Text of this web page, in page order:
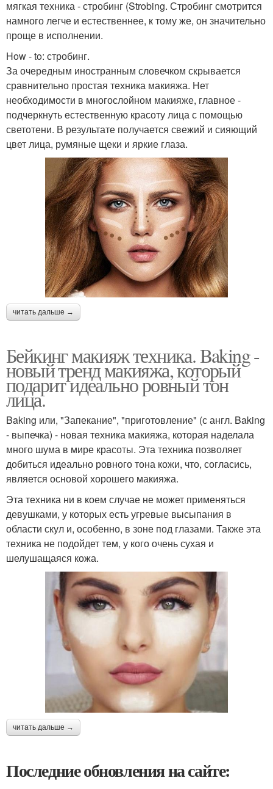
мягкая техника - стробинг (Strobing. Стробинг смотрится
намного легче и естественнее, к тому же, он значительно
проще в исполнении.
How - to: стробинг.
За очередным иностранным словечком скрывается
сравнительно простая техника макияжа. Нет
необходимости в многослойном макияже, главное -
подчеркнуть естественную красоту лица с помощью
светотени. В результате получается свежий и сияющий
цвет лица, румяные щеки и яркие глаза.
читать дальше →
Бейкинг макияж техника. Baking -
новый тренд макияжа, который
подарит идеально ровный тон
лица.
Baking или, "Запекание", "приготовление" (с англ. Baking
- выпечка) - новая техника макияжа, которая наделала
много шума в мире красоты. Эта техника позволяет
добиться идеально ровного тона кожи, что, согласись,
является основой хорошего макияжа.
Эта техника ни в коем случае не может применяться
девушками, у которых есть угревые высыпания в
области скул и, особенно, в зоне под глазами. Также эта
техника не подойдет тем, у кого очень сухая и
шелушащаяся кожа.
читать дальше →
Последние обновления на сайте: